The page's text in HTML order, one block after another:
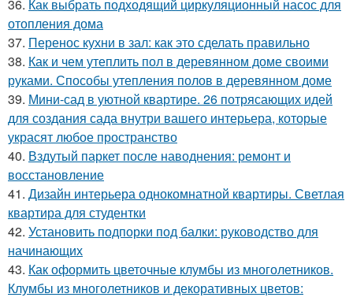
36. Как выбрать подходящий циркуляционный насос для
отопления дома
37. Перенос кухни в зал: как это сделать правильно
38. Как и чем утеплить пол в деревянном доме своими
руками. Способы утепления полов в деревянном доме
39. Мини-сад в уютной квартире. 26 потрясающих идей
для создания сада внутри вашего интерьера, которые
украсят любое пространство
40. Вздутый паркет после наводнения: ремонт и
восстановление
41. Дизайн интерьера однокомнатной квартиры. Светлая
квартира для студентки
42. Установить подпорки под балки: руководство для
начинающих
43. Как оформить цветочные клумбы из многолетников.
Клумбы из многолетников и декоративных цветов: